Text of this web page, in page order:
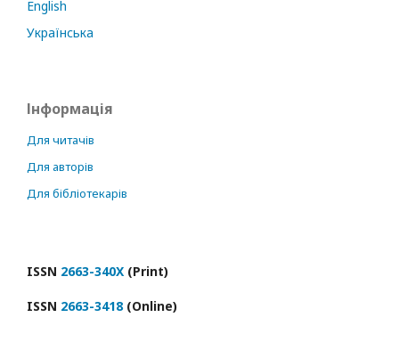
English
Українська
Інформація
Для читачів
Для авторів
Для бібліотекарів
ISSN 2663-340X (Print)
ISSN 2663-3418(Online)